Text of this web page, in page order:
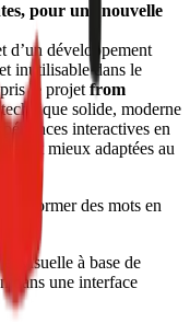
pour une nouvelle
d’un développement
inutilisable dans le
le projet from
solide, moderne
interactives en
et mieux adaptées au
des mots en
visuelle à base de
dans une interface